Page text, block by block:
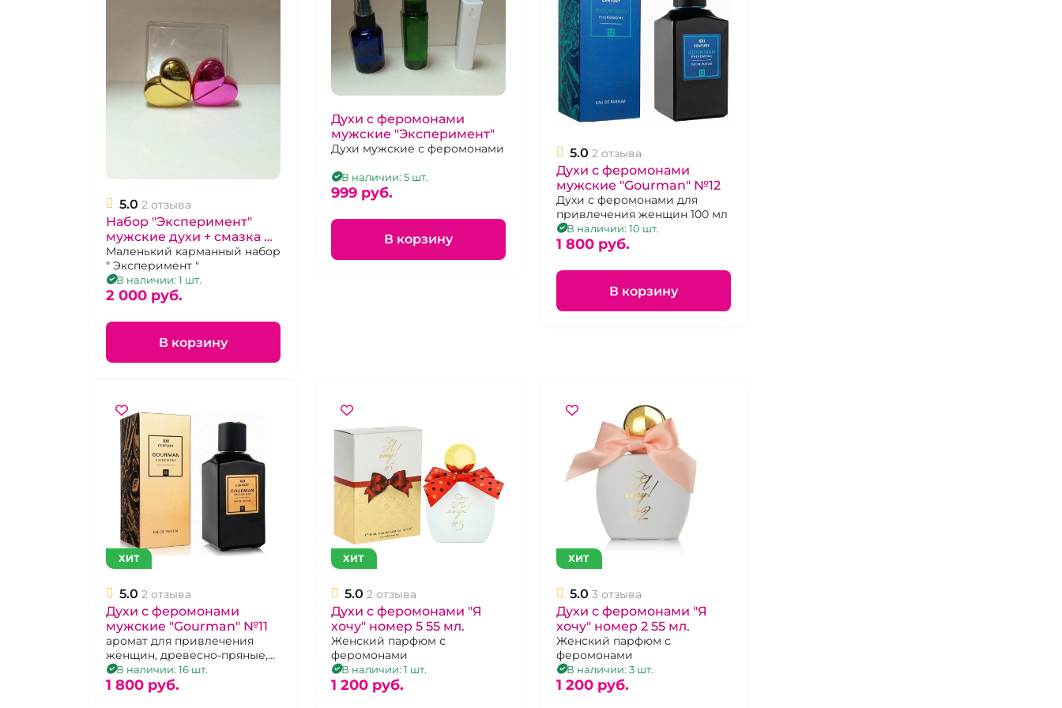
5.0 2 отзыва
Набор "Эксперимент"
мужские духи + смазка на
водной основе
Маленький карманный набор
" Эксперимент "
В наличии: 1 шт.
2 000 pуб.
В корзину
Духи с феромонами
мужские "Эксперимент"
Духи мужские с феромонами
В наличии: 5 шт.
999 pуб.
В корзину
5.0 2 отзыва
Духи с феромонами
мужские "Gourman" №12
Духи с феромонами для
привлечения женщин 100 мл
В наличии: 10 шт.
1 800 pуб.
В корзину
ХИТ
5.0 2 отзыва
Духи с феромонами
мужские "Gourman" №11
аромат для привлечения
женщин, древесно-пряные,
100 мл
В наличии: 16 шт.
1 800 pуб.
ХИТ
5.0 2 отзыва
Духи с феромонами "Я
хочу" номер 5 55 мл.
Женский парфюм с
феромонами
В наличии: 1 шт.
1 200 pуб.
ХИТ
5.0 3 отзыва
Духи с феромонами "Я
хочу" номер 2 55 мл.
Женский парфюм с
феромонами
В наличии: 3 шт.
1 200 pуб.